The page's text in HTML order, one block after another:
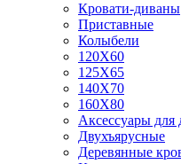
Кровати-диваны
Приставные
Колыбели
120Х60
125X65
140Х70
160Х80
Аксессуары для
Двухъярусные
Деревянные